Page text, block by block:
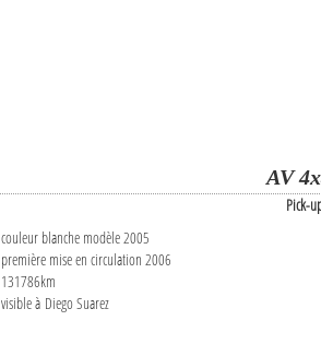
AV
Pick-
couleur blanche modèle 2005
première mise en circulation 2006
131786km
visible à Diego Suarez